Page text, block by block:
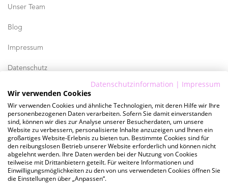
Unser Team
Blog
Impressum
Datenschutz
Lust auf spannende Insights zu hellomonday?
ZUM YOUTUBE-KANAL
Werde Teil unseres Teams
Datenschutzinformation | Impressum
Wir verwenden Cookies
Wir verwenden Cookies und ähnliche Technologien, mit deren Hilfe wir Ihre
personenbezogenen Daten verarbeiten. Sofern Sie damit einverstanden
sind, können wir dies zur Analyse unserer Besucherdaten, um unsere
Website zu verbessern, personalisierte Inhalte anzuzeigen und Ihnen ein
großartiges Website-Erlebnis zu bieten tun. Bestimmte Cookies sind für
den reibungslosen Betrieb unserer Website erforderlich und können nicht
abgelehnt werden. Ihre Daten werden bei der Nutzung von Cookies
teilweise mit Drittanbietern geteilt. Für weitere Informationen und
Einwilligungsmöglichkeiten zu den von uns verwendeten Cookies öffnen Sie
die Einstellungen über „Anpassen“.